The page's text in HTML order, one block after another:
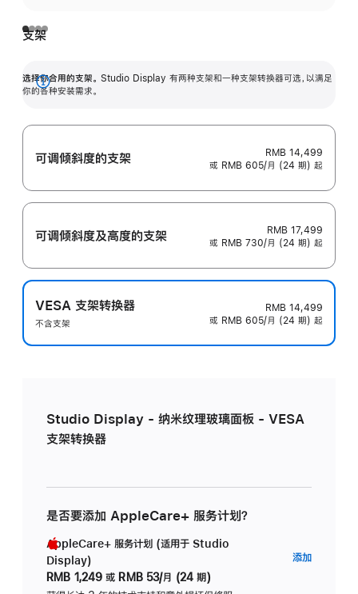
支架
选择你合用的支架。 Studio Display 有两种支架和一种支架转换器可选，以满足
你的各种安装需求。
展
可调倾斜度的支架
RMB 14,499
或 RMB 605/月 (24 期) 起
可调倾斜度及高‍度的支‍架
RMB 17,499
或 RMB 730/月 (24 期) 起
VESA 支架转换器
不含支架
RMB 14,499
或 RMB 605/月 (24 期) 起
Studio Display - 纳米纹理玻璃面板 - VESA
支架转换器
是否要添加 AppleCare+ 服务计划？
AppleCare+ 服务计划 (适用于 Studio
Display)
RMB 1,249 或 RMB 53/月 (24 期)
添加